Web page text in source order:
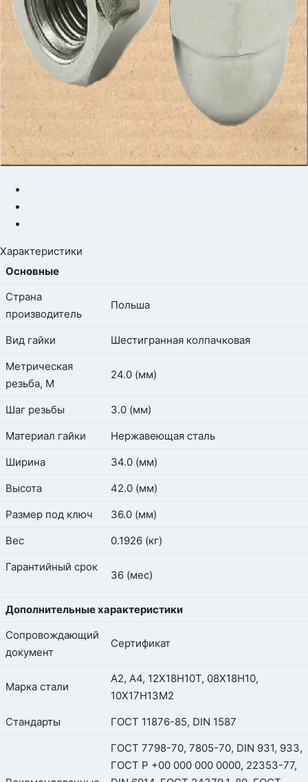
Характеристики
Основные
Страна
производитель
Польша
Вид гайки
Шестигранная колпачковая
Метрическая
резьба, М
24.0 (мм)
Шаг резьбы
3.0 (мм)
Материал гайки
Нержавеющая сталь
Ширина
34.0 (мм)
Высота
42.0 (мм)
Размер под ключ
36.0 (мм)
Вес
0.1926 (кг)
Гарантийный срок
36 (мес)
Дополнительные характеристики
Сопровождающий
документ
Сертификат
Марка стали
А2, А4, 12Х18Н10Т, 08Х18Н10,
10Х17Н13М2
Стандарты
ГОСТ 11876-85, DIN 1587
ГОСТ 7798-70, 7805-70, DIN 931, 933,
ГОСТ Р +00 000 000 0000, 22353-77,